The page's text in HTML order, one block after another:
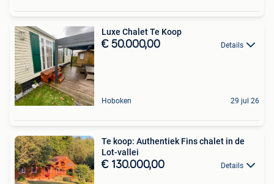
Luxe Chalet Te Koop
€ 50.000,00 Details
Hoboken 29 jul 26
Te koop: Authentiek Fins chalet in de
Lot-vallei
€ 130.000,00 Details